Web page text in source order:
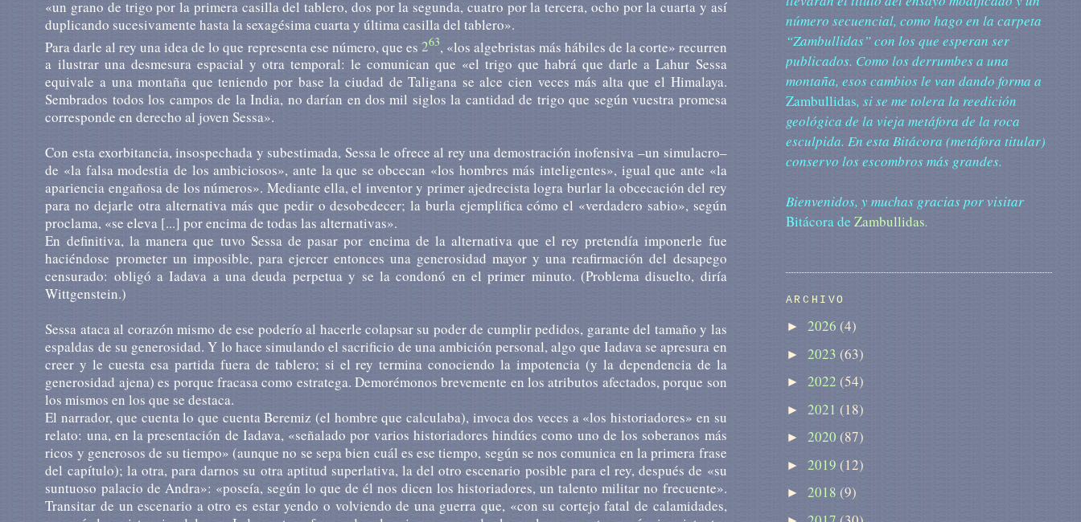
«un grano de trigo por la primera casilla del tablero, dos por la segunda, cuatro por la tercera, ocho por la cuarta y así
duplicando sucesivamente hasta la sexagésima cuarta y última casilla del tablero».
Para darle al rey una idea de lo que representa ese número, que es 263, «los algebristas más hábiles de la corte» recurren
a ilustrar una desmesura espacial y otra temporal: le comunican que «el trigo que habrá que darle a Lahur Sessa
equivale a una montaña que teniendo por base la ciudad de Taligana se alce cien veces más alta que el Himalaya.
Sembrados todos los campos de la India, no darían en dos mil siglos la cantidad de trigo que según vuestra promesa
corresponde en derecho al joven Sessa».
Con esta exorbitancia, insospechada y subestimada, Sessa le ofrece al rey una demostración inofensiva –un simulacro–
de «la falsa modestia de los ambiciosos», ante la que se obcecan «los hombres más inteligentes», igual que ante «la
apariencia engañosa de los números». Mediante ella, el inventor y primer ajedrecista logra burlar la obcecación del rey
para no dejarle otra alternativa más que pedir o desobedecer; la burla ejemplifica cómo el «verdadero sabio», según
proclama, «se eleva [...] por encima de todas las alternativas».
En definitiva, la manera que tuvo Sessa de pasar por encima de la alternativa que el rey pretendía imponerle fue
haciéndose prometer un imposible, para ejercer entonces una generosidad mayor y una reafirmación del desapego
censurado: obligó a Iadava a una deuda perpetua y se la condonó en el primer minuto. (Problema disuelto, diría
Wittgenstein.)
Sessa ataca al corazón mismo de ese poderío al hacerle colapsar su poder de cumplir pedidos, garante del tamaño y las
espaldas de su generosidad. Y lo hace simulando el sacrificio de una ambición personal, algo que Iadava se apresura en
creer y le cuesta esa partida fuera de tablero; si el rey termina conociendo la impotencia (y la dependencia de la
generosidad ajena) es porque fracasa como estratega. Demorémonos brevemente en los atributos afectados, porque son
los mismos en los que se destaca.
El narrador, que cuenta lo que cuenta Beremiz (el hombre que calculaba), invoca dos veces a «los historiadores» en su
relato: una, en la presentación de Iadava, «señalado por varios historiadores hindúes como uno de los soberanos más
ricos y generosos de su tiempo» (aunque no se sepa bien cuál es ese tiempo, según se nos comunica en la primera frase
del capítulo); la otra, para darnos su otra aptitud superlativa, la del otro escenario posible para el rey, después de «su
suntuoso palacio de Andra»: «poseía, según lo que de él nos dicen los historiadores, un talento militar no frecuente».
Transitar de un escenario a otro es estar yendo o volviendo de una guerra que, «con su cortejo fatal de calamidades,
número secuencial, como hago en la carpeta
“Zambullidas” con los que esperan ser
publicados. Como los derrumbes a una
montaña, esos cambios le van dando forma a
Zambullidas, si se me tolera la reedición
geológica de la vieja metáfora de la roca
esculpida. En esta Bitácora (metáfora titular)
conservo los escombros más grandes.
Bienvenidos, y muchas gracias por visitar
Bitácora de Zambullidas.
ARCHIVO
► 2026 (4)
► 2023 (63)
► 2022 (54)
► 2021 (18)
► 2020 (87)
► 2019 (12)
► 2018 (9)